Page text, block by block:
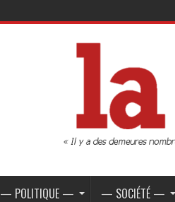
— POLITIQUE — — SOCIÉTÉ —